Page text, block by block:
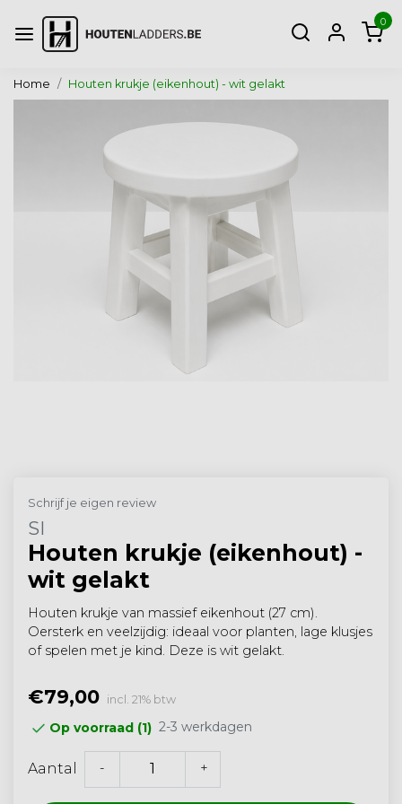
0
Home Houten krukje (eikenhout) - wit gelakt
Schrijf je eigen review
SI
Houten krukje (eikenhout) -
wit gelakt
Houten krukje van massief eikenhout (27 cm).
Oersterk en veelzijdig: ideaal voor planten, lage klusjes
of spelen met je kind. Deze is wit gelakt.
€79,00 incl. 21% btw
Op voorraad (1) 2-3 werkdagen
Aantal - +